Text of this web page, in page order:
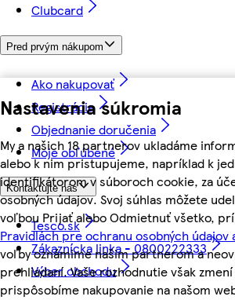
Nastavenia súkromia
My a našich 18 partnerov ukladáme
alebo k nim pristupujeme, napríklad k
identifikátorom v súboroch cookie, za
osobných údajov. Svoj súhlas môžete
voľbou Prijať alebo Odmietnuť všetko,
Pravidlách pre ochranu osobných údajov
voľby oznámime našim partnerom a
prehliadaní. Vaše rozhodnutie však
prispôsobíme nakupovanie na našom
Clubcard
Pred prvým nákupom
Ako nakupovať
Registrácia
Objednanie doručenia
Moje obľúbené
Kontaktujte nás
Tesco.sk
Zákaznícka linka - 0800222333
Výber obchodu